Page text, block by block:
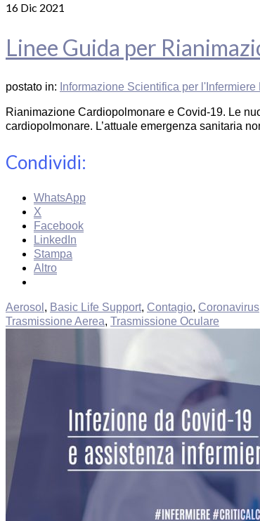
16 Dic 2021
Linee Guida per
postato in: Informazione Scientifica per
Rianimazione Cardiopolmonare e Covid-19. Le
cardiopolmonare. L’attuale emergenza sanitaria
Condividi:
WhatsApp
X
Facebook
LinkedIn
Stampa
Altro
Aerosol , Basic Life Support, Contagio, Coronavirus
Trasmissione Aerea, Trasmissione Oculare